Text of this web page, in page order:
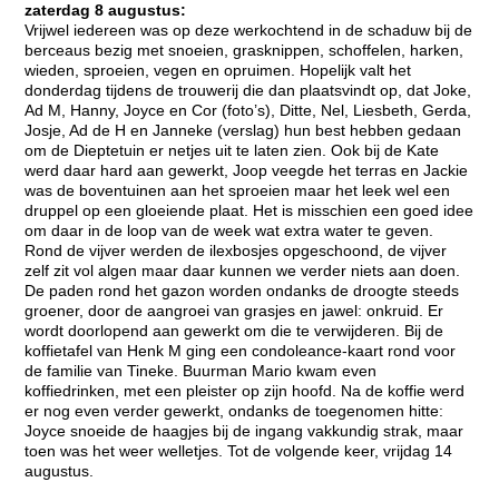
zaterdag 8 augustus:
Vrijwel iedereen was op deze werkochtend in de schaduw bij de
berceaus bezig met snoeien, grasknippen, schoffelen, harken,
wieden, sproeien, vegen en opruimen. Hopelijk valt het
donderdag tijdens de trouwerij die dan plaatsvindt op, dat Joke,
Ad M, Hanny, Joyce en Cor (foto’s), Ditte, Nel, Liesbeth, Gerda,
Josje, Ad de H en Janneke (verslag) hun best hebben gedaan
om de Dieptetuin er netjes uit te laten zien. Ook bij de Kate
werd daar hard aan gewerkt, Joop veegde het terras en Jackie
was de boventuinen aan het sproeien maar het leek wel een
druppel op een gloeiende plaat. Het is misschien een goed idee
om daar in de loop van de week wat extra water te geven.
Rond de vijver werden de ilexbosjes opgeschoond, de vijver
zelf zit vol algen maar daar kunnen we verder niets aan doen.
De paden rond het gazon worden ondanks de droogte steeds
groener, door de aangroei van grasjes en jawel: onkruid. Er
wordt doorlopend aan gewerkt om die te verwijderen. Bij de
koffietafel van Henk M ging een condoleance-kaart rond voor
de familie van Tineke. Buurman Mario kwam even
koffiedrinken, met een pleister op zijn hoofd. Na de koffie werd
er nog even verder gewerkt, ondanks de toegenomen hitte:
Joyce snoeide de haagjes bij de ingang vakkundig strak, maar
toen was het weer welletjes. Tot de volgende keer, vrijdag 14
augustus.